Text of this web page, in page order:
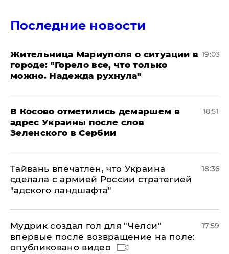
Последние новости
Жительница Мариуполя о ситуации в
городе: "Горело все, что только
можно. Надежда рухнула"
19:03
В Косово отметились демаршем в
адрес Украины после слов
Зеленского в Сербии
18:51
Тайвань впечатлен, что Украина
сделала с армией России стратегией
"адского ландшафта"
18:36
Мудрик создал гол для "Челси"
впервые после возвращение на поле:
опубликовано видео
17:59